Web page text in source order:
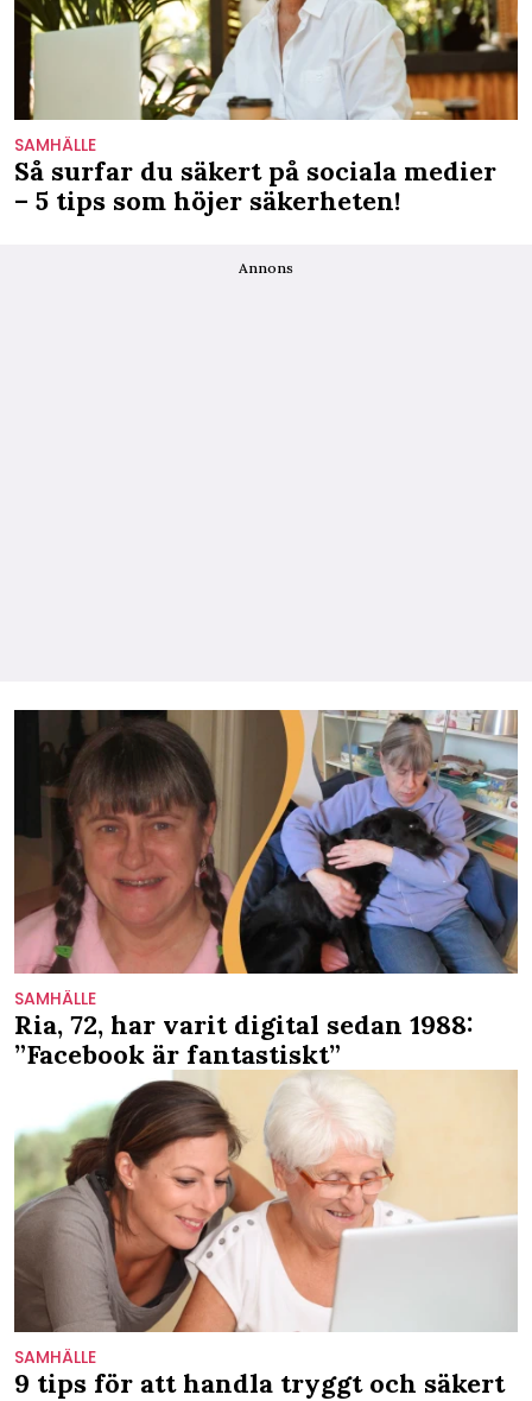
SAMHÄLLE
Så surfar du säkert på sociala medier
– 5 tips som höjer säkerheten!
Annons
SAMHÄLLE
Ria, 72, har varit digital sedan 1988:
”Facebook är fantastiskt”
SAMHÄLLE
9 tips för att handla tryggt och säkert